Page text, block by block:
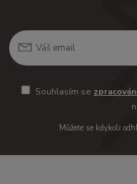
Souhlasím se
Můžete se kdykoli